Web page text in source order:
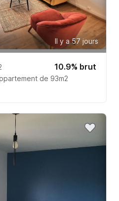
Il y a 57 jours
10.9% brut
de 93m2